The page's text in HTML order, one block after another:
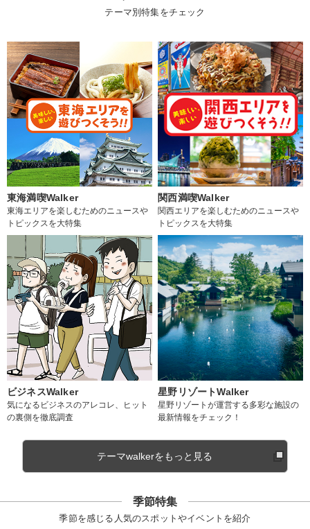
テーマ別特集をチェック
東海満喫Walker
東海エリアを楽しむためのニュースや
トピックスを大特集
関西満喫Walker
関西エリアを楽しむためのニュースや
トピックスを大特集
ビジネスWalker
気になるビジネスのアレコレ、ヒット
の裏側を徹底調査
星野リゾートWalker
星野リゾートが運営する多彩な施設の
最新情報をチェック！
テーマwalkerをもっと見る
季節特集
季節を感じる人気のスポットやイベントを紹介